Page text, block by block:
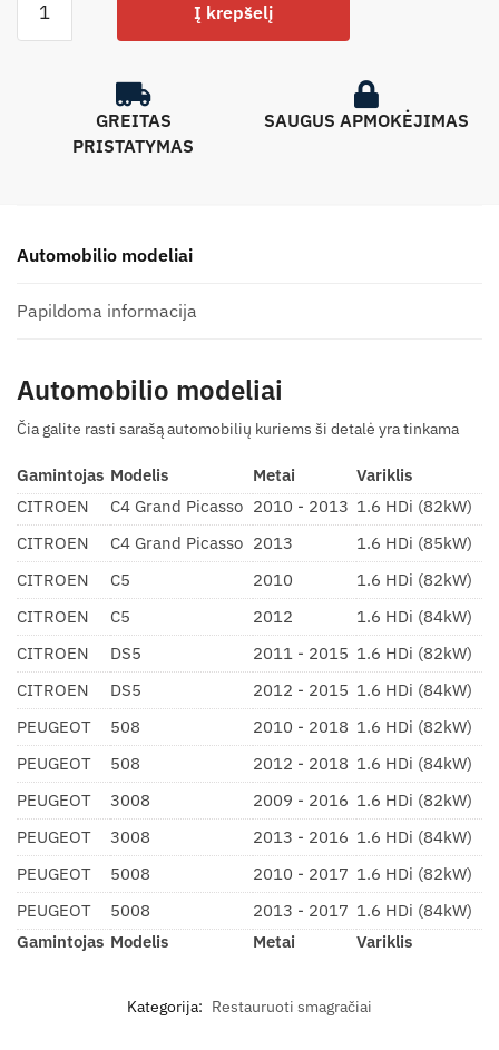
Į krepšelį
GREITAS
PRISTATYMAS
SAUGUS APMOKĖJIMAS
Automobilio modeliai
Papildoma informacija
Automobilio modeliai
Čia galite rasti sarašą automobilių kuriems ši detalė yra tinkama
Gamintojas Modelis Metai Variklis
Gamintojas Modelis Metai Variklis
CITROEN C4 Grand Picasso 2010 - 2013 1.6 HDi (82kW)
CITROEN
C4 Grand Picasso 2013
1.6 HDi (85kW)
CITROEN
C5 2010
1.6 HDi (82kW)
CITROEN
C5 2012
1.6 HDi (84kW)
CITROEN
DS5 2011 - 2015 1.6 HDi (82kW)
CITROEN
DS5 2012 - 2015 1.6 HDi (84kW)
PEUGEOT
508 2010 - 2018 1.6 HDi (82kW)
PEUGEOT
508 2012 - 2018 1.6 HDi (84kW)
PEUGEOT
3008 2009 - 2016 1.6 HDi (82kW)
PEUGEOT
3008 2013 - 2016 1.6 HDi (84kW)
PEUGEOT
5008 2010 - 2017 1.6 HDi (82kW)
PEUGEOT
5008 2013 - 2017 1.6 HDi (84kW)
Kategorija: Restauruoti smagračiai